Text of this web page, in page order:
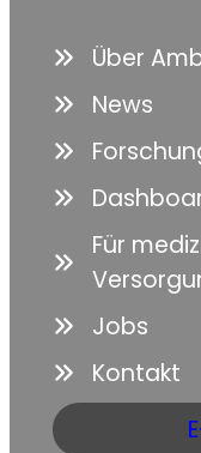
Über
News
Für
Jobs
Kontakt